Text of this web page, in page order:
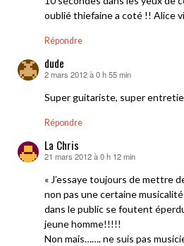
oublié thiefaine a coté !! Alice
Répondre
dude
dit :
2 mars 2012 à 0 h 55 min
Super guitariste, super
Répondre
La Chris
dit :
21 mars 2012 à 0 h 12 min
« J’essaye toujours de mettre
non pas une certaine
dans le public se foutent
jeune homme!!!!!
Non mais……. ne suis pas